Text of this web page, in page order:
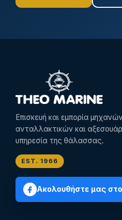
Επισκευή και εμπορία
ανταλλακτικών και
υπηρεσία της θάλασσας.
EST. 1966
Ακολουθήστε μας